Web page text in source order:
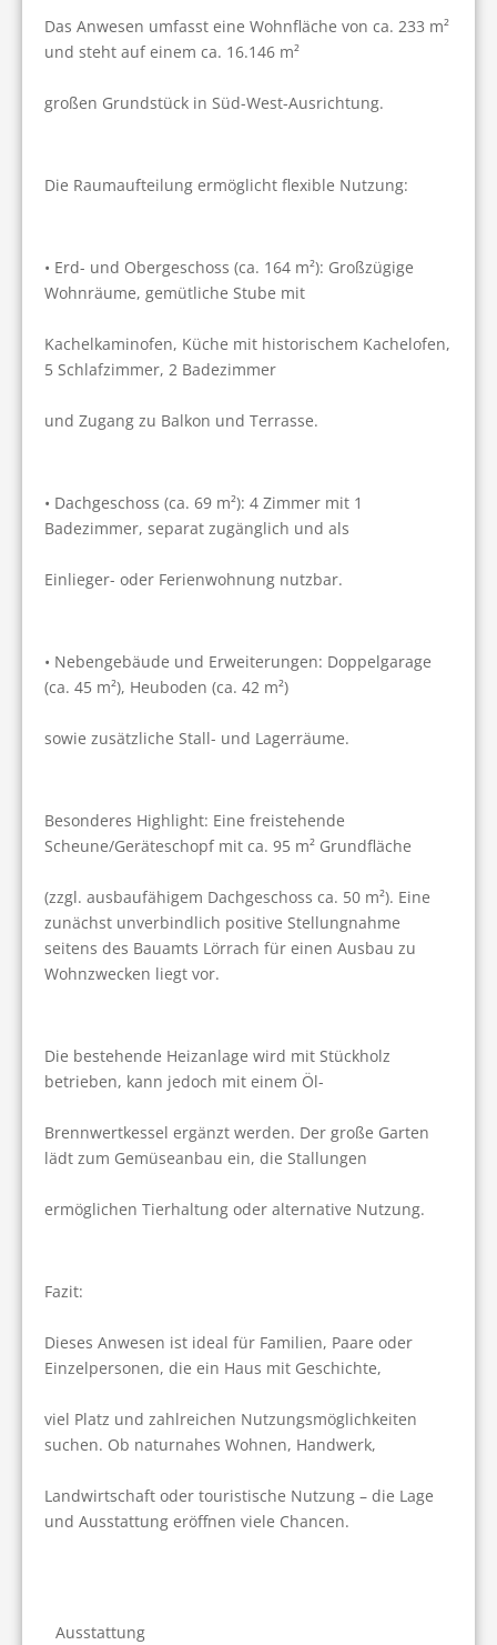
Das Anwesen umfasst eine Wohnfläche von ca. 233 m²
und steht auf einem ca. 16.146 m²
großen Grundstück in Süd-West-Ausrichtung.
Die Raumaufteilung ermöglicht flexible Nutzung:
• Erd- und Obergeschoss (ca. 164 m²): Großzügige
Wohnräume, gemütliche Stube mit
Kachelkaminofen, Küche mit historischem Kachelofen,
5 Schlafzimmer, 2 Badezimmer
und Zugang zu Balkon und Terrasse.
• Dachgeschoss (ca. 69 m²): 4 Zimmer mit 1
Badezimmer, separat zugänglich und als
Einlieger- oder Ferienwohnung nutzbar.
• Nebengebäude und Erweiterungen: Doppelgarage
(ca. 45 m²), Heuboden (ca. 42 m²)
sowie zusätzliche Stall- und Lagerräume.
Besonderes Highlight: Eine freistehende
Scheune/Geräteschopf mit ca. 95 m² Grundfläche
(zzgl. ausbaufähigem Dachgeschoss ca. 50 m²). Eine
zunächst unverbindlich positive Stellungnahme
seitens des Bauamts Lörrach für einen Ausbau zu
Wohnzwecken liegt vor.
Die bestehende Heizanlage wird mit Stückholz
betrieben, kann jedoch mit einem Öl-
Brennwertkessel ergänzt werden. Der große Garten
lädt zum Gemüseanbau ein, die Stallungen
ermöglichen Tierhaltung oder alternative Nutzung.
Fazit:
Dieses Anwesen ist ideal für Familien, Paare oder
Einzelpersonen, die ein Haus mit Geschichte,
viel Platz und zahlreichen Nutzungsmöglichkeiten
suchen. Ob naturnahes Wohnen, Handwerk,
Landwirtschaft oder touristische Nutzung – die Lage
und Ausstattung eröffnen viele Chancen.
Ausstattung